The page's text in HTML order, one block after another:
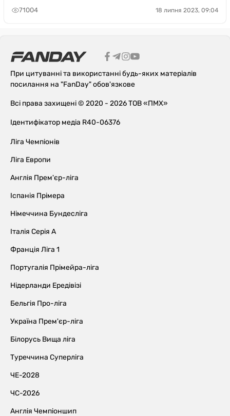
71004 18 липня 2023, 09:04
При цитуванні та використанні будь-яких матеріалів
посилання на "FanDay" обов'язкове
Всі права захищені © 2020 - 2026 ТОВ «ПМХ»
Ідентифікатор медіа R40-06376
Ліга Чемпіонів
Ліга Европи
Англія Прем'єр-ліга
Іспанія Прімера
Німеччина Бундесліга
Італія Серія А
Франція Ліга 1
Португалія Прімейра-ліга
Нідерланди Ередівізі
Бельгія Про-ліга
Україна Прем'єр-ліга
Білорусь Вища ліга
Туреччина Суперліга
ЧЕ-2028
ЧС-2026
Англія Чемпіоншип